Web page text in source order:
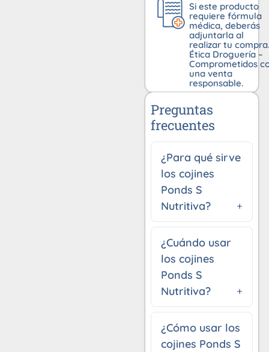
Si este producto
requiere fórmula
médica, deberás
adjuntarla al
realizar tu compra.
Ética Droguería –
Comprometidos
una venta
responsable.
Preguntas
frecuentes
¿Para qué sirve
los cojines
Ponds S
Nutritiva?
¿Cuándo usar
los cojines
Ponds S
Nutritiva?
¿Cómo usar los
cojines Ponds S